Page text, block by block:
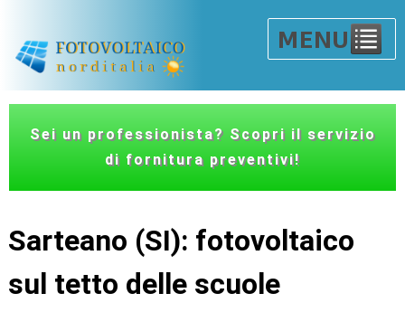
Sei un professionista? Scopri il servizio
di fornitura preventivi!
Sarteano (SI): fotovoltaico
sul tetto delle scuole